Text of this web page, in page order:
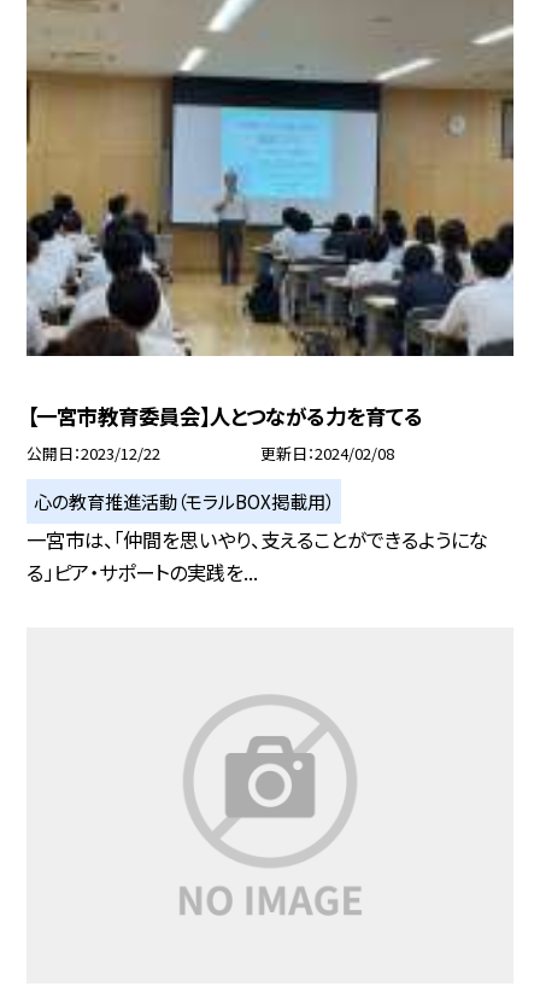
【一宮市教育委員会】人とつながる力を育てる
公開日 2023/12/22 更新日 2024/02/08
心の教育推進活動（モラルBOX掲載用）
一宮市は、「仲間を思いやり、支えることができるようにな
る」ピア・サポートの実践を...